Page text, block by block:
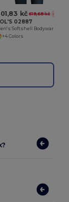
kč 618,68 kč -51%
02887
+4 Colors